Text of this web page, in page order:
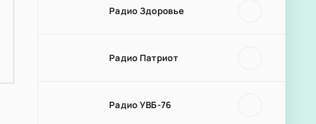
Радио Здоровье
Радио Патриот
Радио УВБ-76